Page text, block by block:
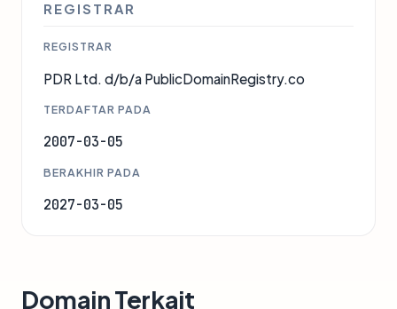
REGISTRAR
REGISTRAR
PDR Ltd. d/b/a PublicDomainRegistry.co
TERDAFTAR PADA
2007-03-05
BERAKHIR PADA
2027-03-05
Domain Terkait